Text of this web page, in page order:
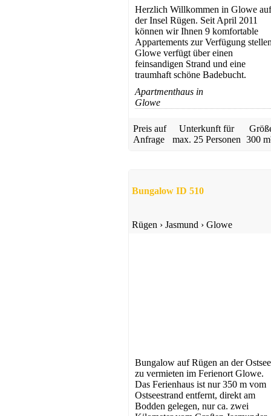
Preis auf Anfrage
Wiek
ab 60 EUR/Tag
Ferienwohnung
Herzlich Willkommen in Glowe auf
der Insel Rügen. Seit April 2011
können wir Ihnen 9 komfortable
Appartements zur Verfügung
Glowe verfügt über einen
feinsandigen Strand und eine
traumhaft schöne Badebucht.
Apartmenthaus in
Glowe
Preis auf
Anfrage
Unterkunft für
max. 25 Personen 300
Bungalow ID 510
Rügen › Jasmund › Glowe
Bungalow auf Rügen an der Ostsee
zu vermieten im Ferienort Glowe.
Das Ferienhaus ist nur 350 m vom
Ostseestrand entfernt, direkt am
Bodden gelegen, nur ca. zwei